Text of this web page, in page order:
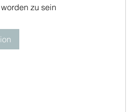
zu sein